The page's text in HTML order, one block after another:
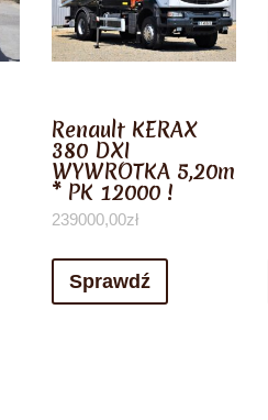
Renault KERAX
380 DXI
WYWROTKA 5,20m
* PK 12000 !
239000,00zł
Sprawdź